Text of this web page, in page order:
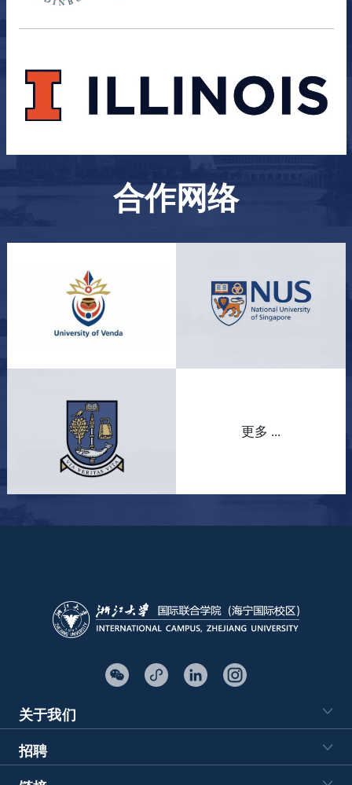
合作网络
更多 ...
关于我们
招聘